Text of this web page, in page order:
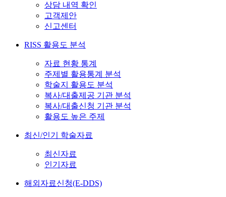
상담 내역 확인
고객제안
신고센터
RISS 활용도 분석
자료 현황 통계
주제별 활용통계 분석
학술지 활용도 분석
복사/대출제공 기관 분석
복사/대출신청 기관 분석
활용도 높은 주제
최신/인기 학술자료
최신자료
인기자료
해외자료신청(E-DDS)